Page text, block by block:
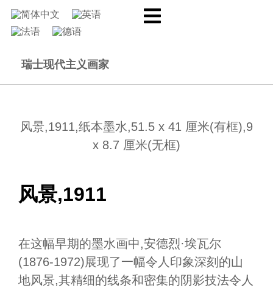
瑞士现代主义画家
风景,1911,纸本墨水,51.5 x 41 厘米(有框),9
x 8.7 厘米(无框)
风景,1911
在这幅早期的墨水画中,安德烈·埃瓦尔
(1876-1972)展现了一幅令人印象深刻的山
地风景,其精细的线条和密集的阴影技法令人